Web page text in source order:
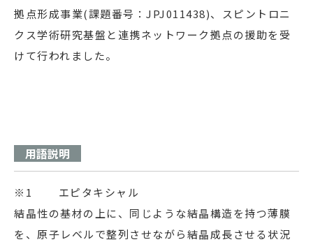
拠点形成事業(課題番号：JPJ011438)、スピントロニ
クス学術研究基盤と連携ネットワーク拠点の援助を受
けて行われました。
用語説明
※1 エピタキシャル
結晶性の基材の上に、同じような結晶構造を持つ薄膜
を、原子レベルで整列させながら結晶成長させる状況